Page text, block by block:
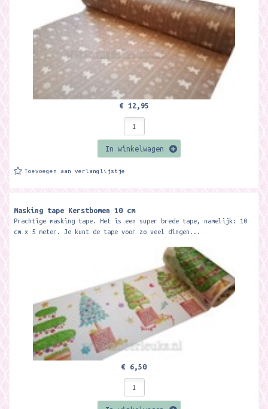
€ 12,95
In winkelwagen
Toevoegen aan verlanglijstje
Masking tape Kerstbomen 10 cm
Prachtige masking tape. Het is een super brede tape, namelijk: 10
cm x 5 meter. Je kunt de tape voor zo veel dingen...
€ 6,50